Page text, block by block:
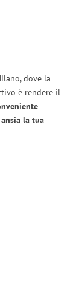
dove la
è rendere il
la tua